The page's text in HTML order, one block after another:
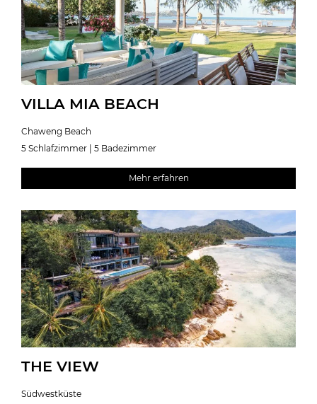
VILLA MIA BEACH
Chaweng Beach
5 Schlafzimmer | 5 Badezimmer
Mehr erfahren
THE VIEW
Südwestküste